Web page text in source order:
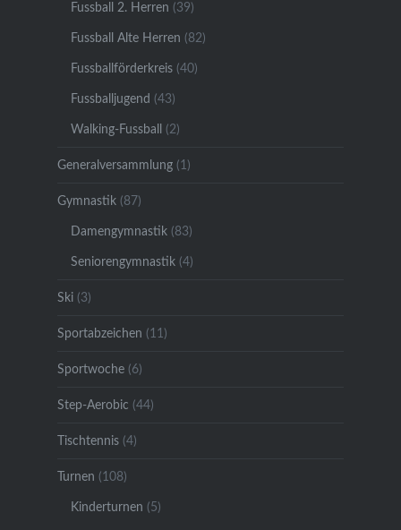
Fussball 2. Herren (39)
Fussball Alte Herren (82)
Fussballförderkreis(40)
Fussballjugend (43)
Walking-Fussball (2)
Generalversammlung(1)
Gymnastik(87)
Damengymnastik(83)
Seniorengymnastik(4)
Ski(3)
Sportabzeichen (11)
Sportwoche(6)
Step-Aerobic (44)
Tischtennis(4)
Turnen (108)
Kinderturnen (5)